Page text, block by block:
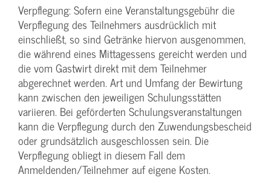
Verpflegung: Sofern eine Veranstaltungs­gebühr die
Verpflegung des Teilnehmers ausdrücklich mit
einschließt, so sind Getränke hiervon ausgenommen,
die während eines Mittagessens gereicht werden und
die vom Gastwirt direkt mit dem Teilnehmer
abgerechnet werden. Art und Umfang der Bewirtung
kann zwischen den jeweiligen Schulungsstätten
variieren. Bei geförderten Schulungs­veranstaltungen
kann die Verpflegung durch den Zuwendungs­bescheid
oder grundsätzlich ausgeschlossen sein. Die
Verpflegung obliegt in diesem Fall dem
Anmeldenden/­Teilnehmer auf eigene Kosten.